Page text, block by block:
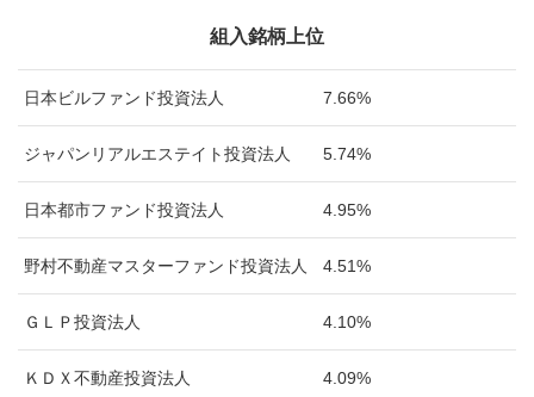
組入銘柄上位
日本ビルファンド投資法人 7.66%
ジャパンリアルエステイト投資法人 5.74%
日本都市ファンド投資法人 4.95%
野村不動産マスターファンド投資法人 4.51%
ＧＬＰ投資法人 4.10%
ＫＤＸ不動産投資法人 4.09%